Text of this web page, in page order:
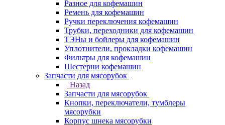
Разное для кофемашин
Ремень для кофемашин
Ручки переключения кофемашин
Трубки, переходники для кофемашин
ТЭНы и бойлеры для кофемашин
Уплотнители, прокладки кофемашин
Фильтры для кофемашин
Шестерни кофемашин
Запчасти для мясорубок
Назад
Запчасти для мясорубок
Кнопки, переключатели, тумблеры
мясорубки
Корпус шнека мясорубки